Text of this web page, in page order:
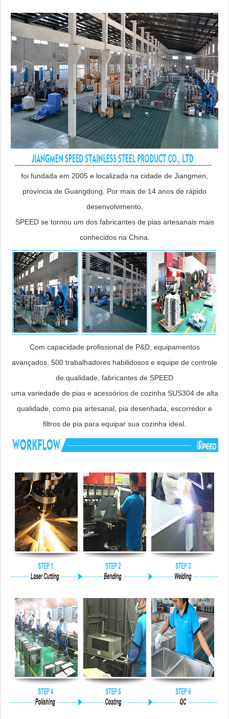
foi fundada em 2005 e localizada na cidade de Jiangmen,
província de Guangdong. Por mais de 14 anos de rápido
desenvolvimento,
SPEED se tornou um dos fabricantes de pias artesanais mais
conhecidos na China.
Com capacidade profissional de P&D, equipamentos
avançados, 500 trabalhadores habilidosos e equipe de controle
de qualidade, fabricantes de SPEED
uma variedade de pias e acessórios de cozinha SUS304 de alta
qualidade, como pia artesanal, pia desenhada, escorredor e
filtros de pia para equipar sua cozinha ideal.